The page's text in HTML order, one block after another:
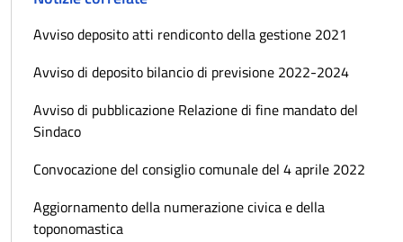
Avviso deposito atti rendiconto della gestione 2021
Avviso di deposito bilancio di previsione 2022-2024
Avviso di pubblicazione Relazione di fine mandato del
Sindaco
Convocazione del consiglio comunale del 4 aprile 2022
Aggiornamento della numerazione civica e della
toponomastica